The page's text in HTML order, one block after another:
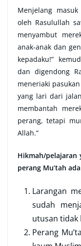
Menjelang
oleh Rasulullah
menyambut
anak-anak dan
kepadaku!”
dan digendong
meneriaki
yang lari dari
membantah
perang, tetapi
Allah.”
Hikmah/pelajaran
perang Mu’tah
Larangan
sudah
utusan tidak
Perang